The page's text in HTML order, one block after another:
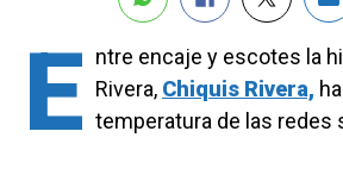
E ntre encaje y escotes la
Rivera, Chiquis Rivera,
temperatura de las redes